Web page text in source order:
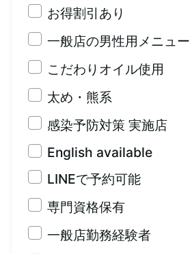
お得割引あり
一般店の男性用メニュー
こだわりオイル使用
太め・熊系
感染予防対策 実施店
English available
LINEで予約可能
専門資格保有
一般店勤務経験者